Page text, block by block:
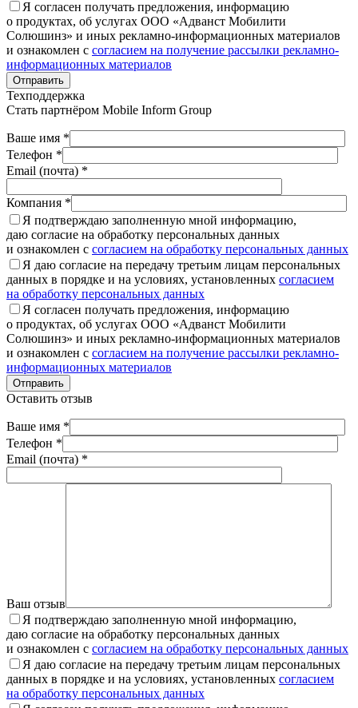
Я согласен получать предложения, информацию
о продуктах, об услугах ООО «Адванст Мобилити
Солюшинз» и иных рекламно-информационных материалов
и ознакомлен с согласием на получение рассылки рекламно-
информационных материалов
Отправить
Техподдержка
Стать партнёром Mobile Inform Group
Ваше имя *
Телефон *
Email (почта) *
Компания *
Я подтверждаю заполненную мной информацию,
даю согласие на обработку персональных данных
и ознакомлен с согласием на обработку персональных данных
Я даю согласие на передачу третьим лицам персональных
данных в порядке и на условиях, установленных согласием
на обработку персональных данных
Я согласен получать предложения, информацию
о продуктах, об услугах ООО «Адванст Мобилити
Солюшинз» и иных рекламно-информационных материалов
и ознакомлен с согласием на получение рассылки рекламно-
информационных материалов
Отправить
Оставить отзыв
Ваше имя *
Телефон *
Email (почта) *
Ваш отзыв
Я подтверждаю заполненную мной информацию,
даю согласие на обработку персональных данных
и ознакомлен с согласием на обработку персональных данных
Я даю согласие на передачу третьим лицам персональных
данных в порядке и на условиях, установленных согласием
на обработку персональных данных